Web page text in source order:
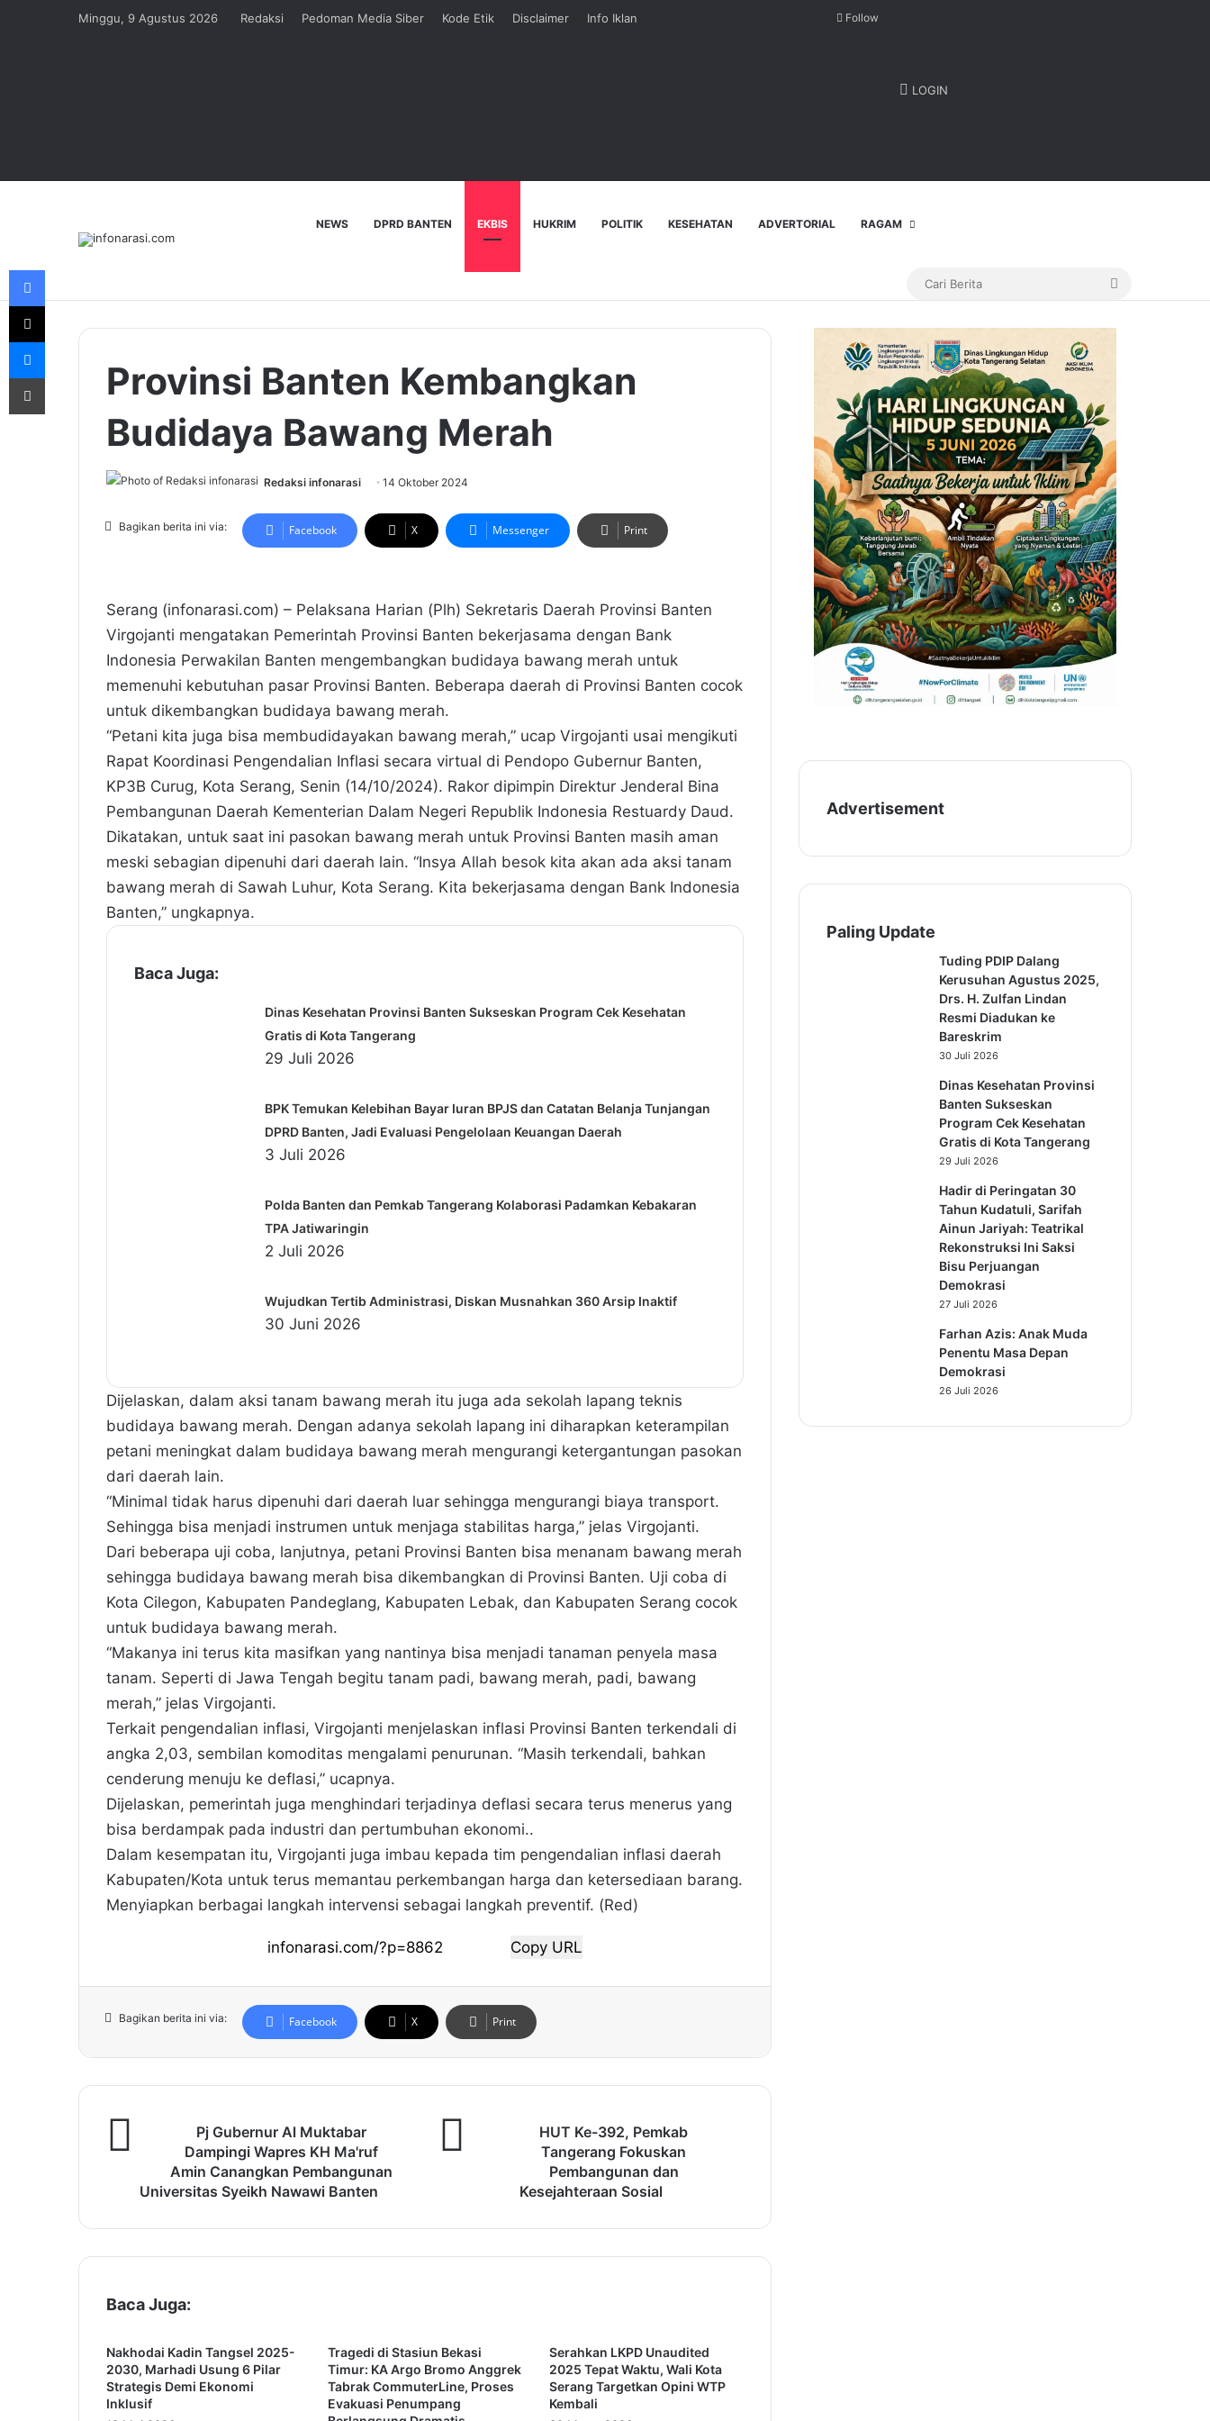
Minggu, 9 Agustus 2026 Redaksi Pedoman Media Siber Kode Etik Disclaimer Info Iklan Follow
LOGIN
NEWS DPRD BANTEN EKBIS HUKRIM POLITIK KESEHATAN ADVERTORIAL RAGAM
Provinsi Banten Kembangkan
Budidaya Bawang Merah
Redaksi infonarasi 14 Oktober 2024
Bagikan berita ini via: Facebook X Messenger Print
Serang (infonarasi.com) – Pelaksana Harian (Plh) Sekretaris Daerah Provinsi Banten
Virgojanti mengatakan Pemerintah Provinsi Banten bekerjasama dengan Bank
Indonesia Perwakilan Banten mengembangkan budidaya bawang merah untuk
memenuhi kebutuhan pasar Provinsi Banten. Beberapa daerah di Provinsi Banten cocok
untuk dikembangkan budidaya bawang merah.
“Petani kita juga bisa membudidayakan bawang merah,” ucap Virgojanti usai mengikuti
Rapat Koordinasi Pengendalian Inflasi secara virtual di Pendopo Gubernur Banten,
KP3B Curug, Kota Serang, Senin (14/10/2024). Rakor dipimpin Direktur Jenderal Bina
Pembangunan Daerah Kementerian Dalam Negeri Republik Indonesia Restuardy Daud.
Dikatakan, untuk saat ini pasokan bawang merah untuk Provinsi Banten masih aman
meski sebagian dipenuhi dari daerah lain. “Insya Allah besok kita akan ada aksi tanam
bawang merah di Sawah Luhur, Kota Serang. Kita bekerjasama dengan Bank Indonesia
Banten,” ungkapnya.
Baca Juga:
Dinas Kesehatan Provinsi Banten Sukseskan Program Cek Kesehatan
Gratis di Kota Tangerang
29 Juli 2026
BPK Temukan Kelebihan Bayar Iuran BPJS dan Catatan Belanja Tunjangan
DPRD Banten, Jadi Evaluasi Pengelolaan Keuangan Daerah
3 Juli 2026
Polda Banten dan Pemkab Tangerang Kolaborasi Padamkan Kebakaran
TPA Jatiwaringin
2 Juli 2026
Wujudkan Tertib Administrasi, Diskan Musnahkan 360 Arsip Inaktif
30 Juni 2026
Dijelaskan, dalam aksi tanam bawang merah itu juga ada sekolah lapang teknis
budidaya bawang merah. Dengan adanya sekolah lapang ini diharapkan keterampilan
petani meningkat dalam budidaya bawang merah mengurangi ketergantungan pasokan
dari daerah lain.
“Minimal tidak harus dipenuhi dari daerah luar sehingga mengurangi biaya transport.
Sehingga bisa menjadi instrumen untuk menjaga stabilitas harga,” jelas Virgojanti.
Dari beberapa uji coba, lanjutnya, petani Provinsi Banten bisa menanam bawang merah
sehingga budidaya bawang merah bisa dikembangkan di Provinsi Banten. Uji coba di
Kota Cilegon, Kabupaten Pandeglang, Kabupaten Lebak, dan Kabupaten Serang cocok
untuk budidaya bawang merah.
“Makanya ini terus kita masifkan yang nantinya bisa menjadi tanaman penyela masa
tanam. Seperti di Jawa Tengah begitu tanam padi, bawang merah, padi, bawang
merah,” jelas Virgojanti.
Terkait pengendalian inflasi, Virgojanti menjelaskan inflasi Provinsi Banten terkendali di
angka 2,03, sembilan komoditas mengalami penurunan. “Masih terkendali, bahkan
cenderung menuju ke deflasi,” ucapnya.
Dijelaskan, pemerintah juga menghindari terjadinya deflasi secara terus menerus yang
bisa berdampak pada industri dan pertumbuhan ekonomi..
Dalam kesempatan itu, Virgojanti juga imbau kepada tim pengendalian inflasi daerah
Kabupaten/Kota untuk terus memantau perkembangan harga dan ketersediaan barang.
Menyiapkan berbagai langkah intervensi sebagai langkah preventif. (Red)
Copy URL
Bagikan berita ini via: Facebook X Print
u
b
n
A
M
u
k
Pj Gubernur Al Muktabar
Dampingi Wapres KH Ma'ruf
Amin Canangkan Pembangunan
Universitas Syeikh Nawawi Banten
9
k
a
HUT Ke-392, Pemkab
Tangerang Fokuskan
Pembangunan dan
Kesejahteraan Sosial
Baca Juga:
Nakhodai Kadin Tangsel 2025-
2030, Marhadi Usung 6 Pilar
Strategis Demi Ekonomi
Inklusif
Tragedi di Stasiun Bekasi
Timur: KA Argo Bromo Anggrek
Tabrak CommuterLine, Proses
Evakuasi Penumpang
Serahkan LKPD Unaudited
2025 Tepat Waktu, Wali Kota
Serang Targetkan Opini WTP
Kembali
Advertisement
Paling Update
Tuding PDIP Dalang
Kerusuhan Agustus 2025,
Drs. H. Zulfan Lindan
Resmi Diadukan ke
Bareskrim
30 Juli 2026
Dinas Kesehatan Provinsi
Banten Sukseskan
Program Cek Kesehatan
Gratis di Kota Tangerang
29 Juli 2026
Hadir di Peringatan 30
Tahun Kudatuli, Sarifah
Ainun Jariyah: Teatrikal
Rekonstruksi Ini Saksi
Bisu Perjuangan
Demokrasi
27 Juli 2026
Farhan Azis: Anak Muda
Penentu Masa Depan
Demokrasi
26 Juli 2026